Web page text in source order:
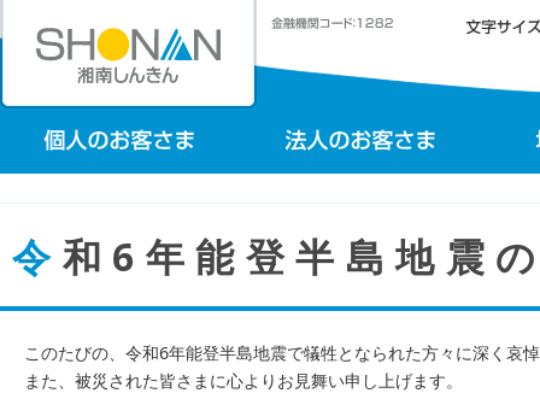
令和6年能登半島地震
このたびの、令和6年能登半島地震で犠牲となられた方々に深く哀
また、被災された皆さまに心よりお見舞い申し上げます。